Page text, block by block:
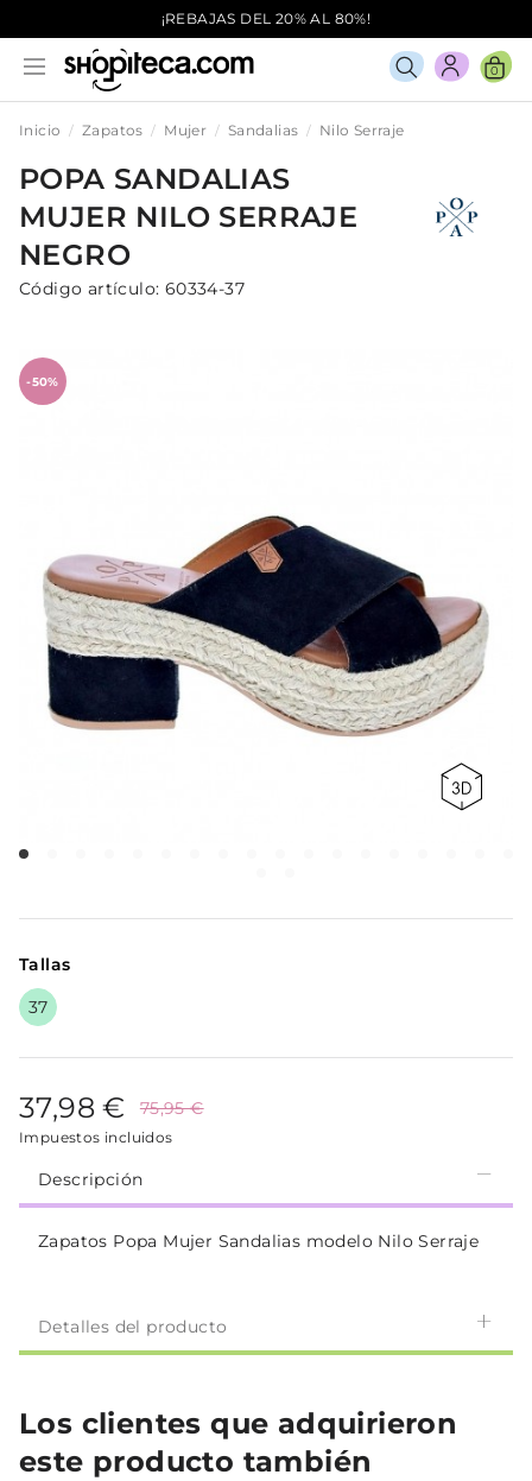
¡REBAJAS DEL 20% AL 80%!
0
Inicio Zapatos Mujer Sandalias Nilo Serraje
POPA SANDALIAS
MUJER NILO SERRAJE
NEGRO
Código artículo: 60334-37
-50%
Tallas
37
37,98 € 75,95 €
Impuestos incluidos
Descripción
Zapatos Popa Mujer Sandalias modelo Nilo Serraje
Detalles del producto
Los clientes que adquirieron
este producto también